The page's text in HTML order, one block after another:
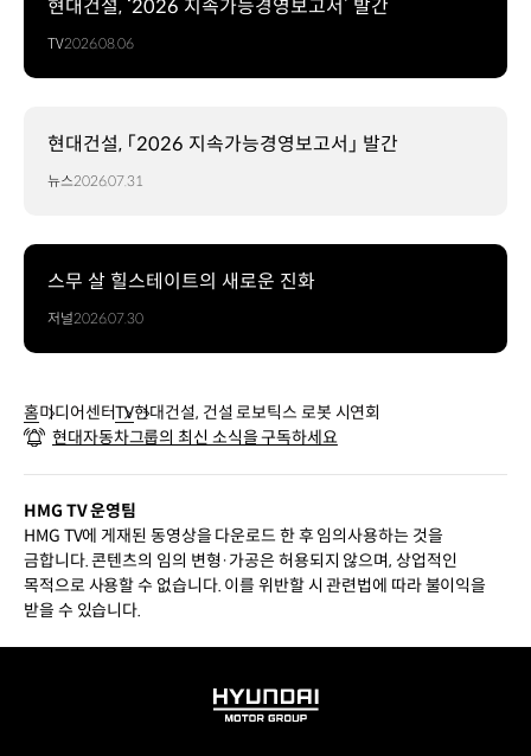
현대건설, ‘2026 지속가능경영보고서’ 발간
TV2026.08.06
현대건설, 「2026 지속가능경영보고서」 발간
뉴스2026.07.31
스무 살 힐스테이트의 새로운 진화
저널2026.07.30
홈미디어센터TV현대건설, 건설 로보틱스 로봇 시연회
현대자동차그룹의 최신 소식을 구독하세요
HMG TV 운영팀
HMG TV에 게재된 동영상을 다운로드 한 후 임의사용하는 것을
금합니다. 콘텐츠의 임의 변형·가공은 허용되지 않으며, 상업적인
목적으로 사용할 수 없습니다. 이를 위반할 시 관련법에 따라 불이익을
받을 수 있습니다.
HYUNDAI